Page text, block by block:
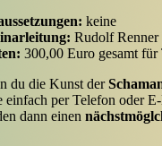
Rudolf
300,00 Euro gesamt
du die Kunst der
einfach per Telefon oder
dann einen